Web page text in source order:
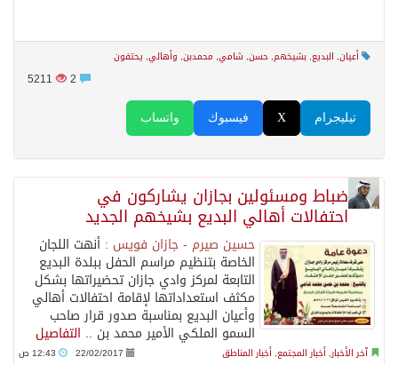
أعيان, البديع, بشيخهم, حسن, شامي, محمدبن, وأهالي, يحتفون
5211
واتساب فيسبوك X تيليجرام
ضباط ومسئولين بجازان يشاركون في
احتفالات أهالي البديع بشيخهم الجديد
حسين صيرم - جازان فويس : أنهت اللجان
الخاصة بتنظيم مراسم الحفل ببلدة البديع
التابعة لمركز وادي جازان تحضيراتها بشكل
مكثف استعداداتها لإقامة احتفالات أهالي
وأعيان البديع بمناسبة صدور قرار صاحب
السمو الملكي الأمير محمد بن .. التفاصيل
آخر الأخبار, أخبار المجتمع, أخبار المناطق 22/02/2017